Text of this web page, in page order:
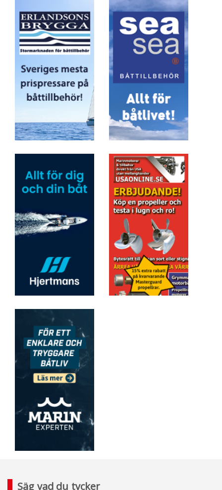
Säg vad du tycker